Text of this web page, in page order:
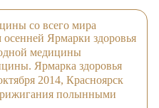
со всего мира
осенней Ярмарки здоровья
медицины
Ярмарка здоровья
2014, Красноярск
полынными